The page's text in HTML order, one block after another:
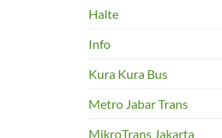
Halte
Info
Kura Kura Bus
Metro Jabar Trans
MikroTrans Jakarta